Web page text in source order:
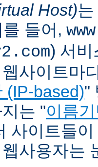
Host)
들어,
) 서비
사이트마
(IP-based)"
는 "이름
사이트들
사용자는